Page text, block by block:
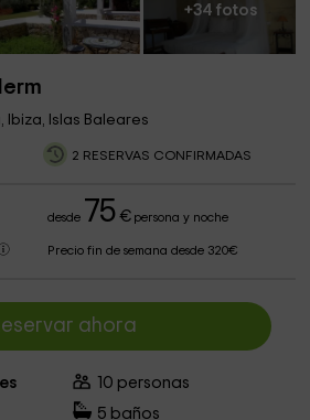
+34 fotos
Ibiza, Islas Baleares
2 RESERVAS CONFIRMADAS
desde 75 €persona y noche
Precio fin de semana desde 320€
ahora
10 personas
5 baños